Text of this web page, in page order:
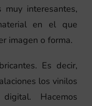
interesantes,
en el que
imagen o forma.
Es decir,
los vinilos
Hacemos